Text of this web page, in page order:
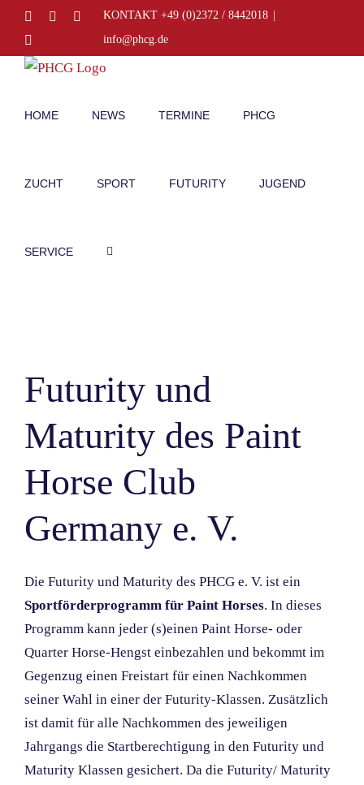
Inhalt
springen
FacebookInstagramKONTAKT +49 (0)2372 / 8442018
info@phcg.de
HOME NEWS TERMINE PHCG
ZUCHT SPORT FUTURITY JUGEND
SERVICE
Futurity und
Maturity des Paint
Horse Club
Germany e. V.
Die Futurity und Maturity des PHCG e. V. ist ein
Sportförderprogramm für Paint Horses. In dieses
Programm kann jeder (s)einen Paint Horse- oder
Quarter Horse-Hengst einbezahlen und bekommt im
Gegenzug einen Freistart für einen Nachkommen
seiner Wahl in einer der Futurity-Klassen. Zusätzlich
ist damit für alle Nachkommen des jeweiligen
Jahrgangs die Startberechtigung in den Futurity und
Maturity Klassen gesichert. Da die Futurity/ Maturity